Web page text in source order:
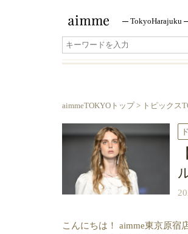
TokyoHarajuku
aimmeTOKYOトップ> トピックス
こんにちは！ aimme東京原